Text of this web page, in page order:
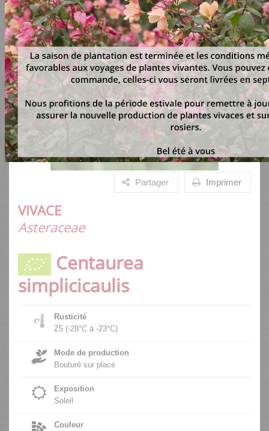
Imprimer
Partager
VIVACE
Asteraceae
Centaurea
simplicicaulis
Rusticité
Z5 (-28°C à -23°C)
Mode de production
Bouturé sur place
Exposition
Soleil
Couleur